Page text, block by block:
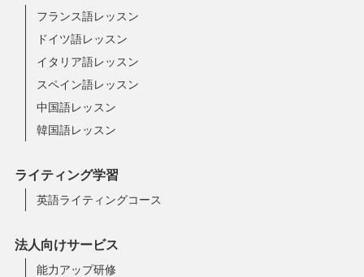
フランス語レッスン
ドイツ語レッスン
イタリア語レッスン
スペイン語レッスン
中国語レッスン
韓国語レッスン
ライティング学習
英語ライティングコース
法人向けサービス
能力アップ研修